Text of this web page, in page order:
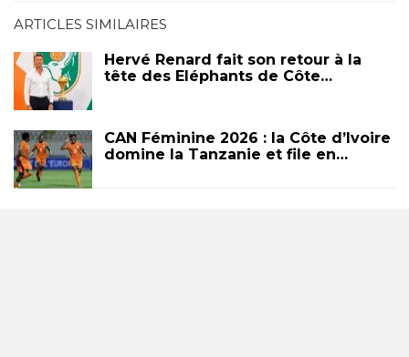
ARTICLES SIMILAIRES
Hervé Renard fait son retour à la
tête des Eléphants de Côte…
CAN Féminine 2026 : la Côte d’Ivoire
domine la Tanzanie et file en…